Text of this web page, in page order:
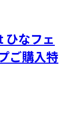
なフェ
ご購入特